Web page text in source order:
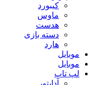
کیبورد
ماوس
هدست
دسته بازی
هارد
موبایل
موبایل
لپ تاپ
آداپتور